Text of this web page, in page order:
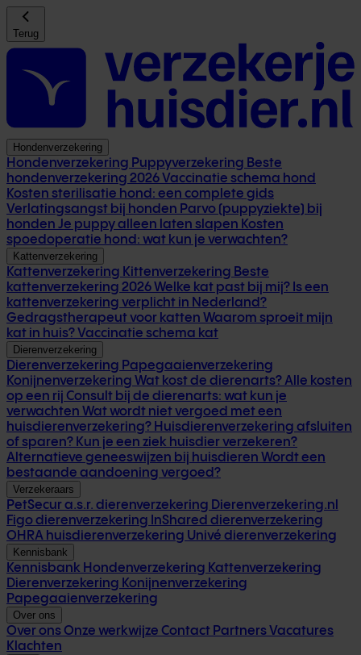
Terug
Hondenverzekering
Hondenverzekering Puppyverzekering Beste
hondenverzekering 2026 Vaccinatie schema hond
Kosten sterilisatie hond: een complete gids
Verlatingsangst bij honden Parvo (puppyziekte) bij
honden Je puppy alleen laten slapen Kosten
spoedoperatie hond: wat kun je verwachten?
Kattenverzekering
Kattenverzekering Kittenverzekering Beste
kattenverzekering 2026 Welke kat past bij mij? Is een
kattenverzekering verplicht in Nederland?
Gedragstherapeut voor katten Waarom sproeit mijn
kat in huis? Vaccinatie schema kat
Dierenverzekering
Dierenverzekering Papegaaienverzekering
Konijnenverzekering Wat kost de dierenarts? Alle kosten
op een rij Consult bij de dierenarts: wat kun je
verwachten Wat wordt niet vergoed met een
huisdierenverzekering? Huisdierenverzekering afsluiten
of sparen? Kun je een ziek huisdier verzekeren?
Alternatieve geneeswijzen bij huisdieren Wordt een
bestaande aandoening vergoed?
Verzekeraars
PetSecura.s.r. dierenverzekering Dierenverzekering.nl
Figo dierenverzekering InShared dierenverzekering
OHRA huisdierenverzekering Univé dierenverzekering
Kennisbank
Kennisbank Hondenverzekering Kattenverzekering
Dierenverzekering Konijnenverzekering
Papegaaienverzekering
Over ons
Over ons Onze werkwijze Contact Partners Vacatures
Klachten